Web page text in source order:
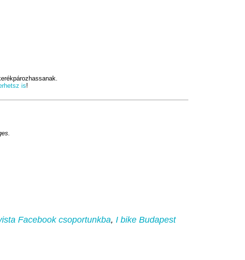
is!
Facebook csoportunkba, I bike Budapest